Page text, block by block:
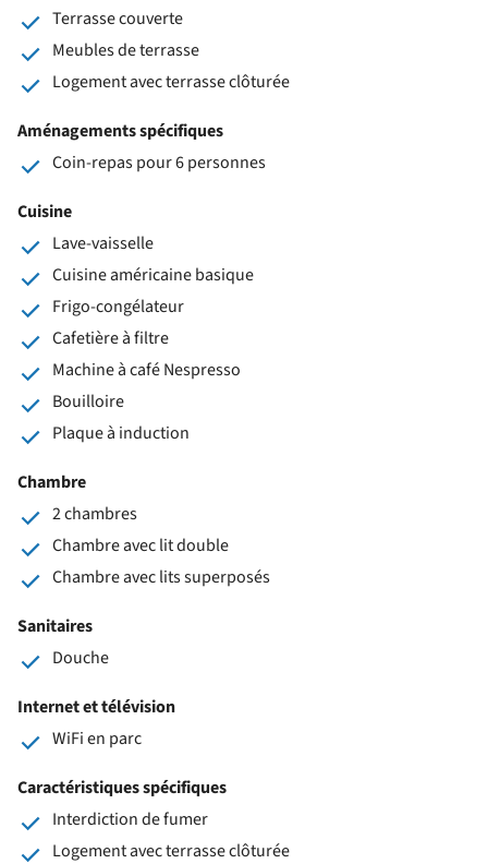
Terrasse couverte
Meubles de terrasse
Logement avec terrasse clôturée
Aménagements spécifiques
Coin-repas pour 6 personnes
Cuisine
Lave-vaisselle
Cuisine américaine basique
Frigo-congélateur
Cafetière à filtre
Machine à café Nespresso
Bouilloire
Plaque à induction
Chambre
2 chambres
Chambre avec lit double
Chambre avec lits superposés
Sanitaires
Douche
Internet et télévision
WiFi en parc
Caractéristiques spécifiques
Interdiction de fumer
Logement avec terrasse clôturée